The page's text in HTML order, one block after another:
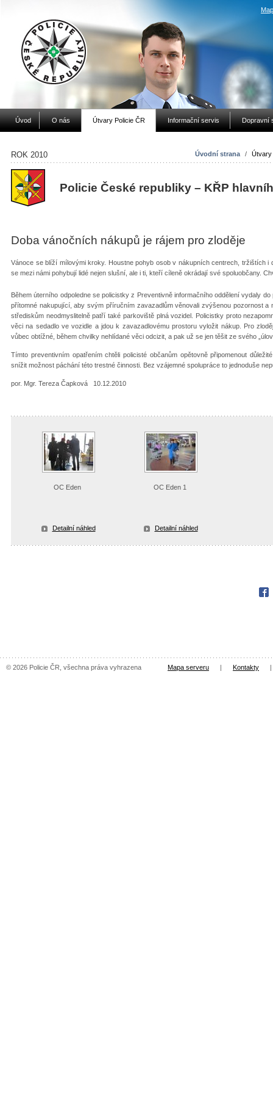
Úvod O nás Útvary Policie ČR Informační servis Dopravní
Úvodní strana / Útvary
ROK 2010
Policie České republiky – KŘP
Doba vánočních nákupů je rájem pro zloděje
Vánoce se blíží mílovými kroky. Houstne pohyb osob v nákupních centrech, tržištích
se mezi námi pohybují lidé nejen slušní, ale i ti, kteří cíleně okrádají své spoluobčany.
Během úterního odpoledne se policistky z Preventivně informačního oddělení vydaly
přítomné nakupující, aby svým příručním zavazadlům věnovali zvýšenou pozornost
střediskům neodmyslitelně patří také parkoviště plná vozidel. Policistky proto
věci na sedadlo ve vozidle a jdou k zavazadlovému prostoru vyložit nákup. Pro
vůbec obtížné, během chvilky nehlídané věci odcizit, a pak už se jen těšit ze svého
Tímto preventivním opatřením chtěli policisté občanům opětovně připomenout
snížit možnost páchání této trestné činnosti. Bez vzájemné spolupráce to jednoduše
por. Mgr. Tereza Čapková 10.12.2010
OC Eden
Detailní náhled
OC Eden 1
Detailní náhled
© 2026 Policie ČR, všechna práva vyhrazena Mapa serveru | Kontakty |